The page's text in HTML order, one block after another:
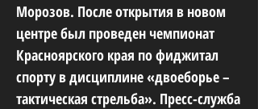
Морозов. После открытия в новом
центре был проведен чемпионат
Красноярского края по фиджитал
спорту в дисциплине «двоеборье –
тактическая стрельба». Пресс-служба